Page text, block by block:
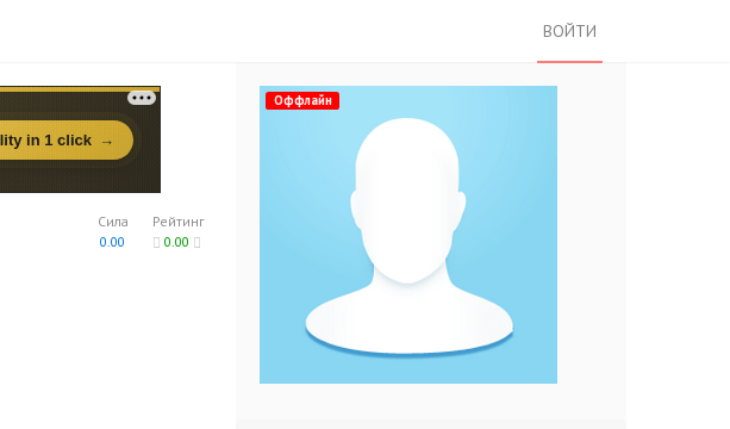
ВОЙТИ
Рейтинг
0.00
Сила
0.00
Оффлайн